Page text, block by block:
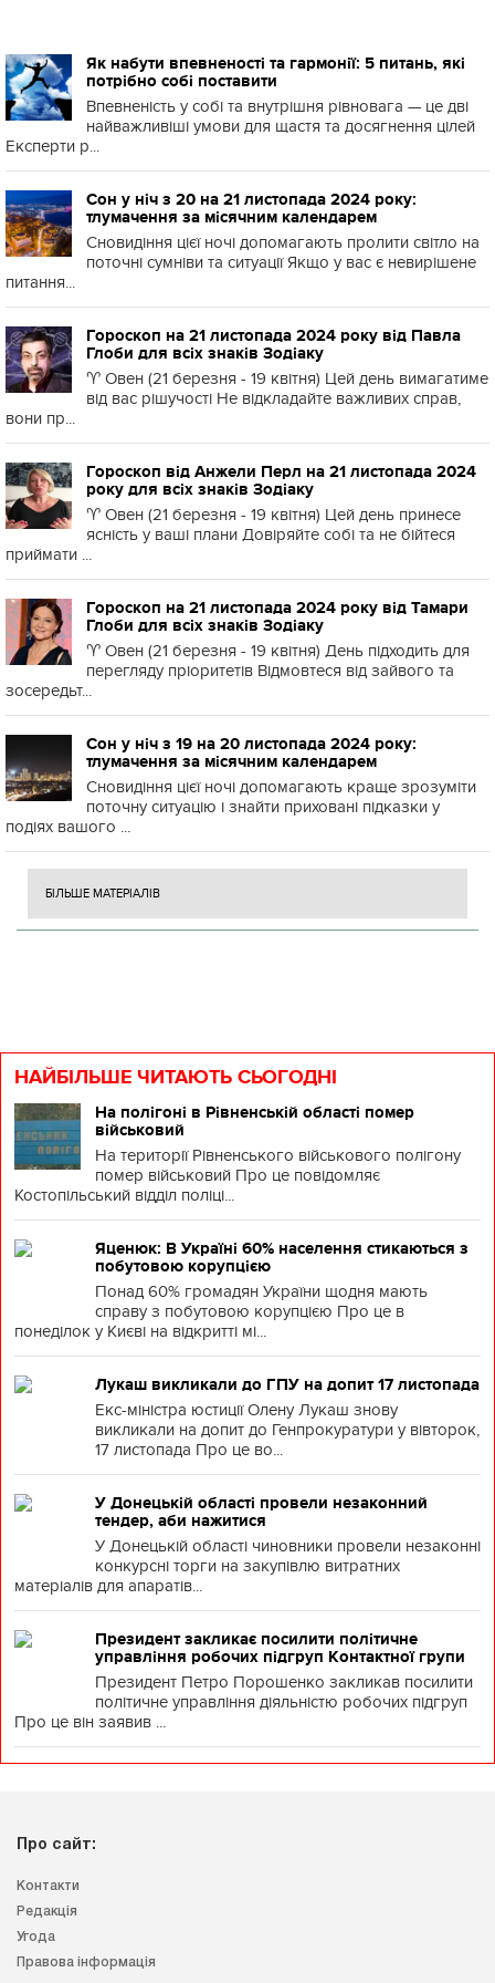
Як набути впевненості та гармонії: 5 питань, які
потрібно собі поставити
Впевненість у собі та внутрішня рівновага — це дві
найважливіші умови для щастя та досягнення цілей
Експерти р...
Сон у ніч з 20 на 21 листопада 2024 року:
тлумачення за місячним календарем
Сновидіння цієї ночі допомагають пролити світло на
поточні сумніви та ситуації Якщо у вас є невирішене
питання...
Гороскоп на 21 листопада 2024 року від Павла
Глоби для всіх знаків Зодіаку
♈️ Овен (21 березня - 19 квітня) Цей день вимагатиме
від вас рішучості Не відкладайте важливих справ,
вони пр...
Гороскоп від Анжели Перл на 21 листопада 2024
року для всіх знаків Зодіаку
♈️ Овен (21 березня - 19 квітня) Цей день принесе
ясність у ваші плани Довіряйте собі та не бійтеся
приймати ...
Гороскоп на 21 листопада 2024 року від Тамари
Глоби для всіх знаків Зодіаку
♈️ Овен (21 березня - 19 квітня) День підходить для
перегляду пріоритетів Відмовтеся від зайвого та
зосередьт...
Сон у ніч з 19 на 20 листопада 2024 року:
тлумачення за місячним календарем
Сновидіння цієї ночі допомагають краще зрозуміти
поточну ситуацію і знайти приховані підказки у
подіях вашого ...
БІЛЬШЕ МАТЕРІАЛІВ
НАЙБІЛЬШЕ ЧИТАЮТЬ СЬОГОДНІ
На полігоні в Рівненській області помер
військовий
На території Рівненського військового полігону
помер військовий Про це повідомляє
Костопільський відділ поліці...
Яценюк: В Україні 60% населення стикаються з
побутовою корупцією
Понад 60% громадян України щодня мають
справу з побутовою корупцією Про це в
понеділок у Києві на відкритті мі...
Лукаш викликали до ГПУ на допит 17 листопада
Екс-міністра юстиції Олену Лукаш знову
викликали на допит до Генпрокуратури у вівторок,
17 листопада Про це во...
У Донецькій області провели незаконний
тендер, аби нажитися
У Донецькій області чиновники провели незаконні
конкурсні торги на закупівлю витратних
матеріалів для апаратів...
Президент закликає посилити політичне
управління робочих підгруп Контактної групи
Президент Петро Порошенко закликав посилити
політичне управління діяльністю робочих підгруп
Про це він заявив ...
Про сайт:
Контакти
Редакція
Угода
Правова інформація